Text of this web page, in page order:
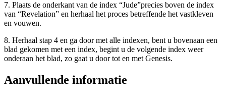
7. Plaats de onderkant van de index “Jude”precies boven de index
van “Revelation” en herhaal het proces betreffende het vastkleven
en vouwen.
8. Herhaal stap 4 en ga door met alle indexen, bent u bovenaan een
blad gekomen met een index, begint u de volgende index weer
onderaan het blad, zo gaat u door tot en met Genesis.
Aanvullende informatie